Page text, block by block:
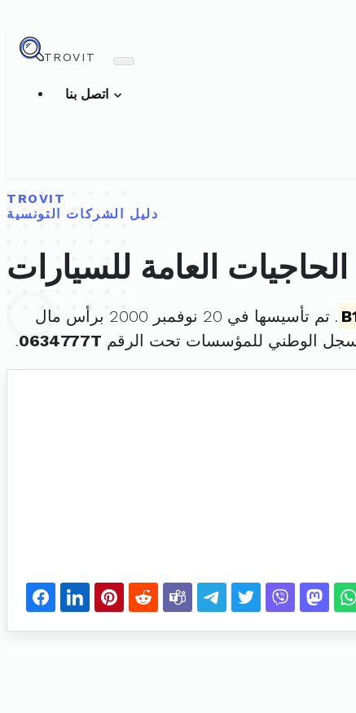
TROVIT
TROVIT
دليل الشركات التونسية
. تم تأسيسها في 20 نوفمبر 2000 برأس مال
الوطني للمؤسسات تحت الرقم 0634777T
.